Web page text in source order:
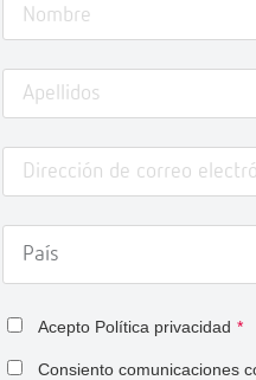
*
Acepto Política privacidad
Consiento comunicaciones